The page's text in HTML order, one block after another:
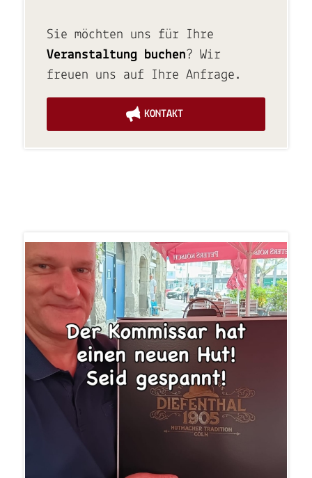
Sie möchten uns für Ihre
Veranstaltung buchen? Wir
freuen uns auf Ihre Anfrage.
KONTAKT